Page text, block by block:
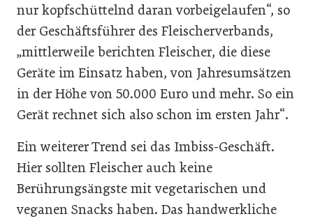
nur kopfschüttelnd daran vorbeigelaufen“, so
der Geschäftsführer des Fleischerverbands,
„mittlerweile berichten Fleischer, die diese
Geräte im Einsatz haben, von Jahresumsätzen
in der Höhe von 50.000 Euro und mehr. So ein
Gerät rechnet sich also schon im ersten Jahr“.
Ein weiterer Trend sei das Imbiss-Geschäft.
Hier sollten Fleischer auch keine
Berührungsängste mit vegetarischen und
veganen Snacks haben. Das handwerkliche